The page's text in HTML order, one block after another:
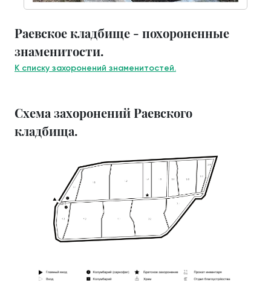
Раевское кладбище - похороненные
знаменитости.
К списку захоронений знаменитостей.
Схема захоронений Раевского
кладбища.